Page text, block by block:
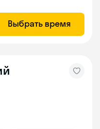
Выбрать время